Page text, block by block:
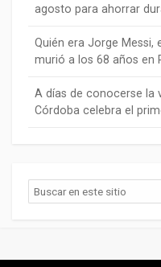
agosto para ahorrar
Quién era Jorge Messi,
murió a los 68 años en
A días de conocerse la
Córdoba celebra el
Buscar